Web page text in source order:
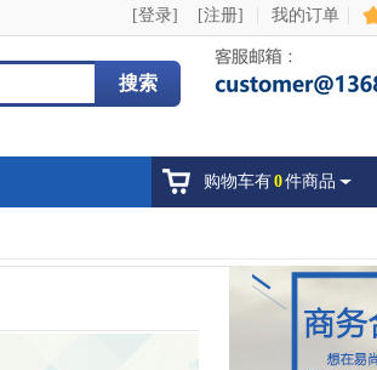
[登录] [注册] 我的订单
搜索
购物车有0件商品